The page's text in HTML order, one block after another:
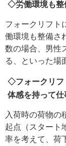
◇労働環境も整
フォークリフト
働環境も整備さ
数の場合、男性
る、といった場
◇フォークリフ
体感を持って
入荷時の荷物の
起点（スタート
率を考えて、荷